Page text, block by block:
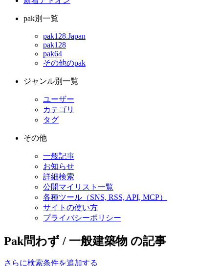
pak別一覧
pak128.Japan
pak128
pak64
その他のpak
ジャンル別一覧
ユーザー
カテゴリ
タグ
その他
一般記事
お知らせ
詳細検索
公開マイリスト一覧
各種ツール（SNS, RSS, API, MCP）
サイトの使い方
プライバシーポリシー
Pak問わず / 一般建築物 の記事
さらに検索条件を追加する